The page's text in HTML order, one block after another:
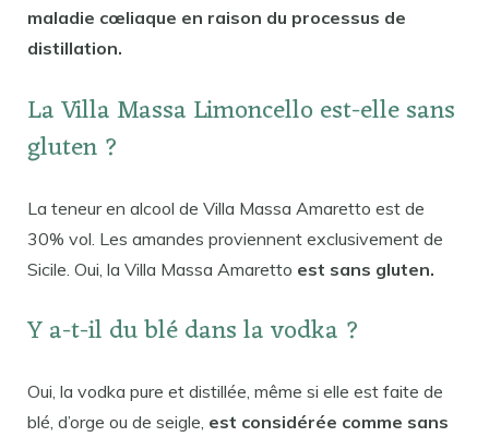
maladie cœliaque en raison du processus de
distillation.
La Villa Massa Limoncello est-elle sans
gluten ?
La teneur en alcool de Villa Massa Amaretto est de
30% vol. Les amandes proviennent exclusivement de
Sicile. Oui, la Villa Massa Amaretto est sans gluten.
Y a-t-il du blé dans la vodka ?
Oui, la vodka pure et distillée, même si elle est faite de
blé, d’orge ou de seigle, est considérée comme sans